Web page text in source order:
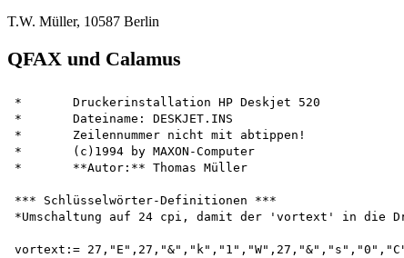
T.W. Müller, 10587 Berlin
QFAX und Calamus
*	Druckerinstallation HP Deskjet 520
*	Dateiname: DESKJET.INS
*	Zeilennummer nicht mit abtippen!
*	(c)1994 by MAXON-Computer
*	**Autor:** Thomas Müller
*** Schlüsselwörter-Definitionen ***
*Umschaltung auf 24 cpi, damit der 'vortext' in die
vortext:=